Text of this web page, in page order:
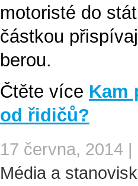
motoristé do
částkou
berou.
Čtěte více Kam
od řidičů?
17 června, 2014
Média a